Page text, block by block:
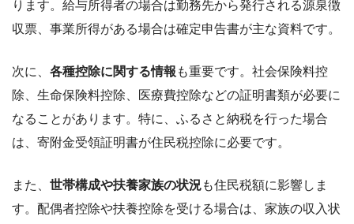
ります。給与所得者の場合は勤務先から発行される源泉徴
収票、事業所得がある場合は確定申告書が主な資料です。
次に、 各種控除に関する情報 も重要です。社会保険料控
除、生命保険料控除、医療費控除などの証明書類が必要に
なることがあります。特に、ふるさと納税を行った場合
は、寄附金受領証明書が住民税控除に必要です。
また、 世帯構成や扶養家族の状況も住民税額に影響しま
す。配偶者控除や扶養控除を受ける場合は、家族の収入状